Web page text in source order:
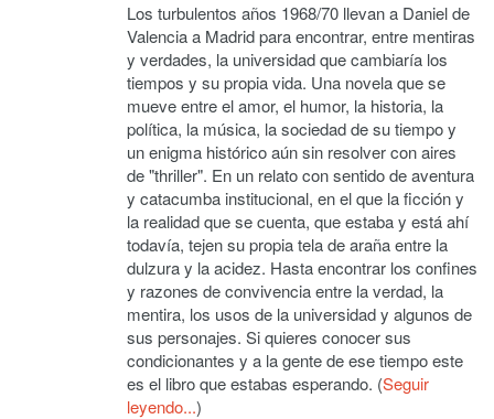
Los turbulentos años 1968/70 llevan a Daniel de
Valencia a Madrid para encontrar, entre mentiras
y verdades, la universidad que cambiaría los
tiempos y su propia vida. Una novela que se
mueve entre el amor, el humor, la historia, la
política, la música, la sociedad de su tiempo y
un enigma histórico aún sin resolver con aires
de "thriller". En un relato con sentido de aventura
y catacumba institucional, en el que la ficción y
la realidad que se cuenta, que estaba y está ahí
todavía, tejen su propia tela de araña entre la
dulzura y la acidez. Hasta encontrar los confines
y razones de convivencia entre la verdad, la
mentira, los usos de la universidad y algunos de
sus personajes. Si quieres conocer sus
condicionantes y a la gente de ese tiempo este
es el libro que estabas esperando. (Seguir
leyendo...)